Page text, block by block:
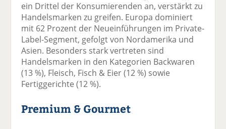
ein Drittel der Konsumierenden an, verstärkt zu
Handelsmarken zu greifen. Europa dominiert
mit 62 Prozent der Neueinführungen im Private-
Label-Segment, gefolgt von Nordamerika und
Asien. Besonders stark vertreten sind
Handelsmarken in den Kategorien Backwaren
(13 %), Fleisch, Fisch & Eier (12 %) sowie
Fertiggerichte (12 %).
Premium & Gourmet